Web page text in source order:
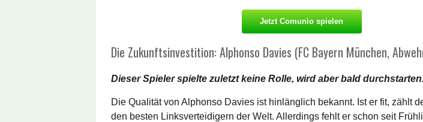
Jetzt Comunio spielen
Die Zukunftsinvestition: Alphonso Davies (FC Bayern München,
Dieser Spieler spielte zuletzt keine Rolle, wird aber bald durchstarten.
Die Qualität von Alphonso Davies ist hinlänglich bekannt. Ist er fit, zählt
den besten Linksverteidigern der Welt. Allerdings fehlt er schon seit